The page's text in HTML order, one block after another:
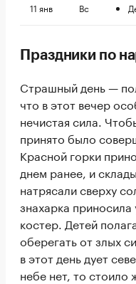
11 янв Вс
Праздники по
Страшный день —
что в этот вечер
нечистая сила.
принято было
Красной горки
днем ранее, и
натрясали сверху
знахарка приносила
костер. Детей
оберегать от злых
в этот день дует
небе нет, то стоило